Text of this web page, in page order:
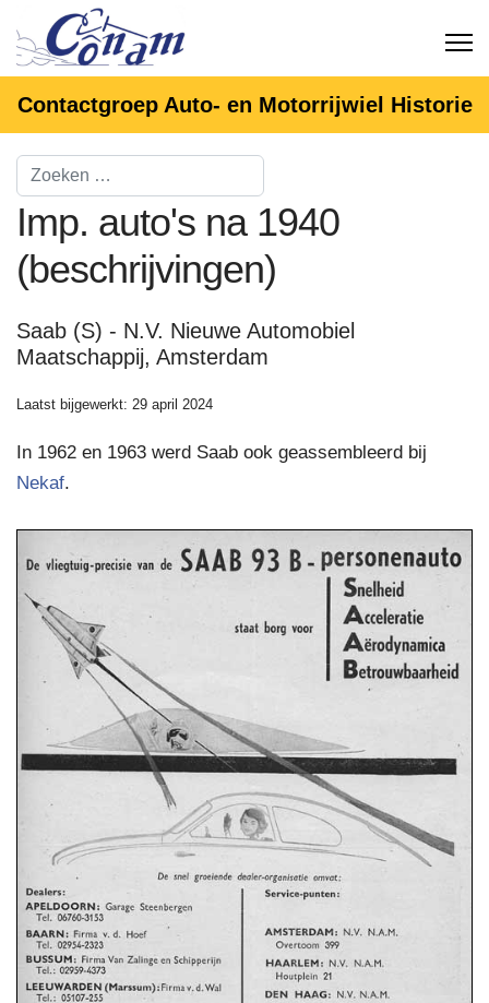
Contactgroep Auto- en Motorrijwiel Historie
Imp. auto's na 1940
(beschrijvingen)
Saab (S) - N.V. Nieuwe Automobiel
Maatschappij, Amsterdam
Laatst bijgewerkt: 29 april 2024
In 1962 en 1963 werd Saab ook geassembleerd bij
Nekaf.